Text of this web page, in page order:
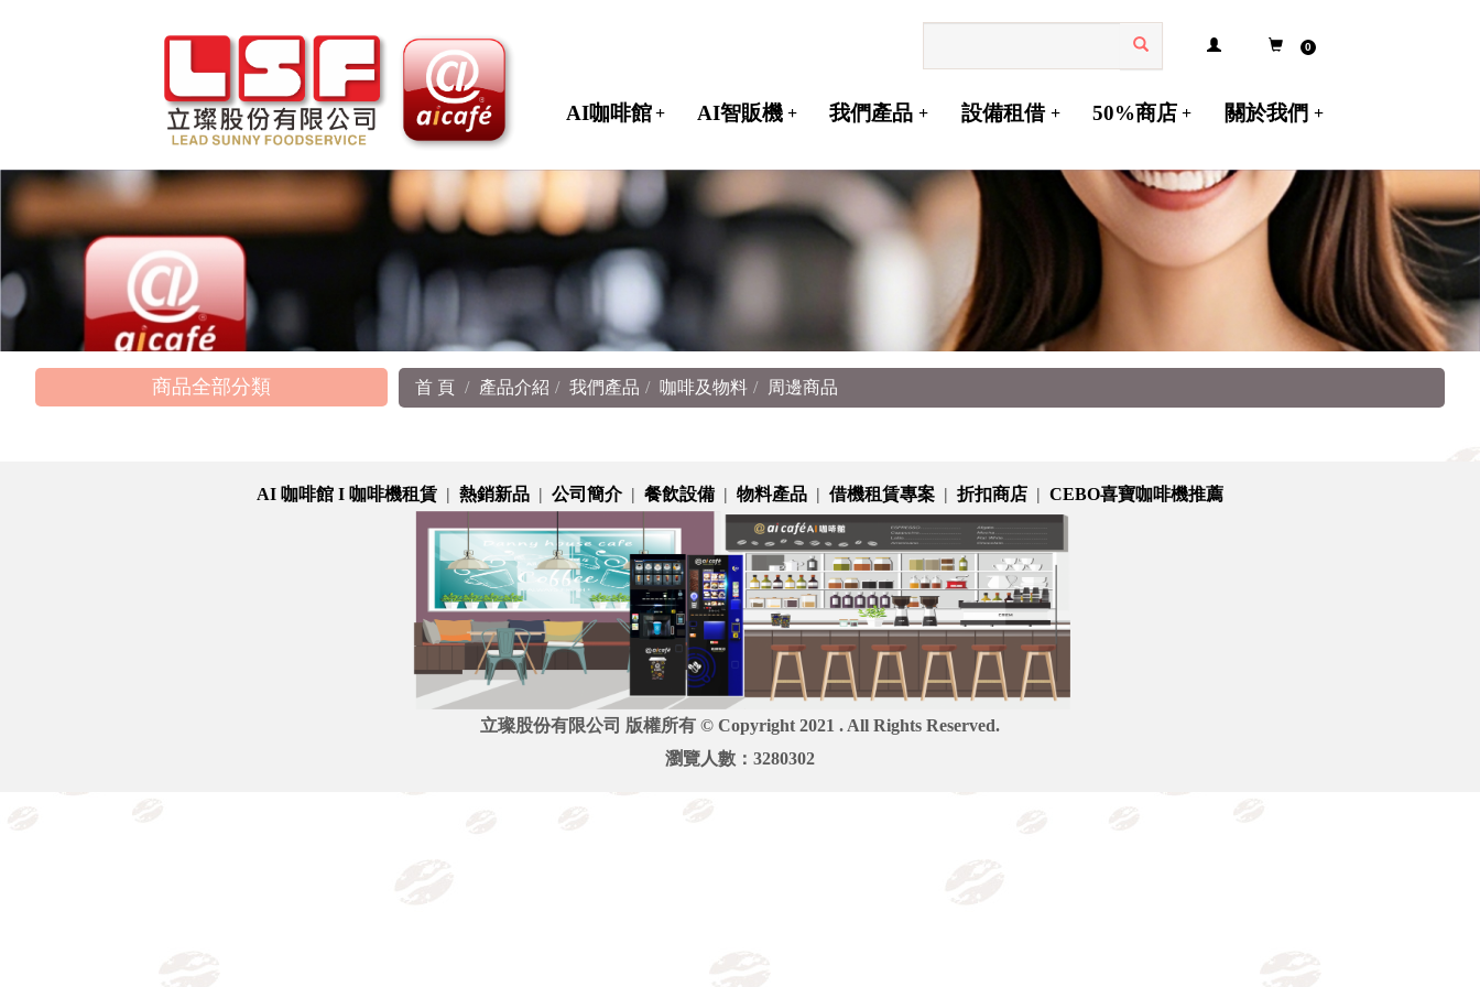
0
AI咖啡館 + AI智販機 + 我們產品 + 設備租借 + 50%商店 + 關於我們 +
商品全部分類 首 頁 產品介紹 我們產品 咖啡及物料 周邊商品
AI 咖啡館 I 咖啡機租賃| 熱銷新品| 公司簡介| 餐飲設備| 物料產品| 借機租賃專案| 折扣商店| CEBO喜寶咖啡機推薦
立璨股份有限公司 版權所有 © Copyright 2021 . All Rights Reserved.
瀏覽人數：3280302